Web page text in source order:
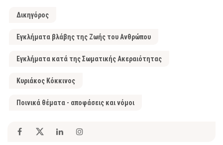
Δικηγόρος
Εγκλήματα βλάβης της Ζωής του Ανθρώπου
Εγκλήματα κατά της Σωματικής Ακεραιότητας
Κυριάκος Κόκκινος
Ποινικά θέματα - αποφάσεις και νόμοι